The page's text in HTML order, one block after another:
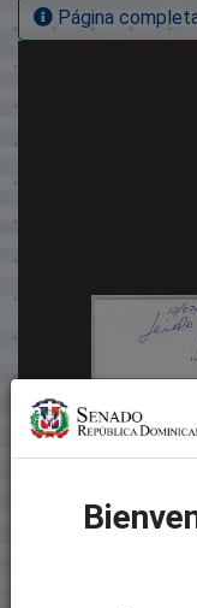
Página